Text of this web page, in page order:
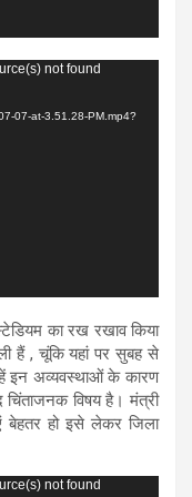
not found
07-at-3.51.28-PM.mp4?
का रख रखाव किया
हैं , चूंकि यहां पर सुबह से
इन अव्यवस्थाओं के कारण
चिंताजनक विषय है। मंत्री
बेहतर हो इसे लेकर जिला
not found